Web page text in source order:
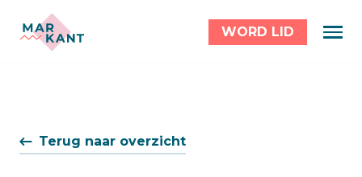
WORD LID
Terug naar overzicht